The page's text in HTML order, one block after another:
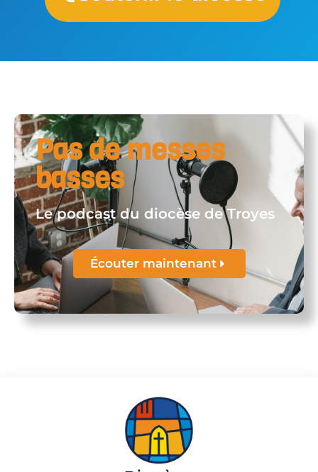
Pas de messes
basses
Le podcast du diocèse de Troyes
Écouter maintenant